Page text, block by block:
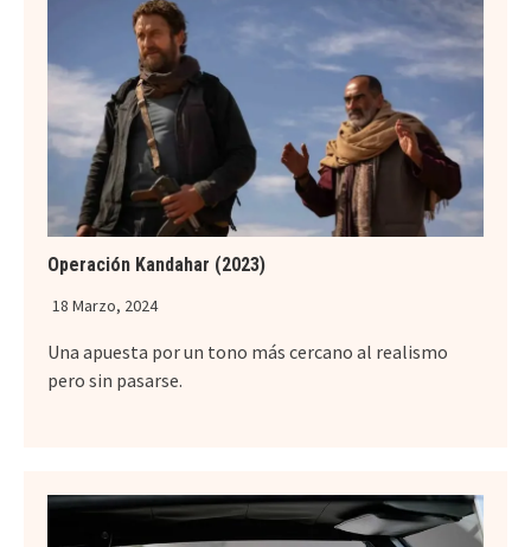
Operación Kandahar (2023)
18 Marzo, 2024
Una apuesta por un tono más cercano al realismo
pero sin pasarse.